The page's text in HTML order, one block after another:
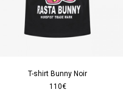
T-shirt Bunny Noir
110€